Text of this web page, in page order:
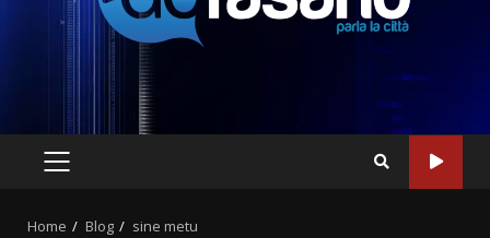
PRIMARY
Home Blog sine metu